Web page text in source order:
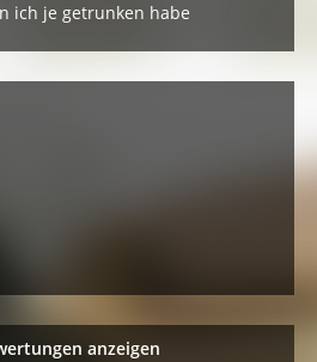
ich je getrunken habe
anzeigen